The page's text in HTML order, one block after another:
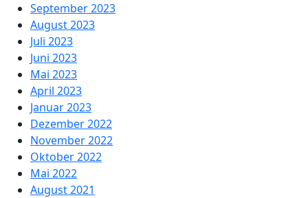
September 2023
August 2023
Juli 2023
Juni 2023
Mai 2023
April 2023
Januar 2023
Dezember 2022
November 2022
Oktober 2022
Mai 2022
August 2021